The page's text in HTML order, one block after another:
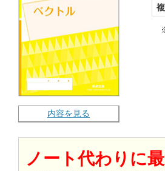
内容を見る
ノート代わりに